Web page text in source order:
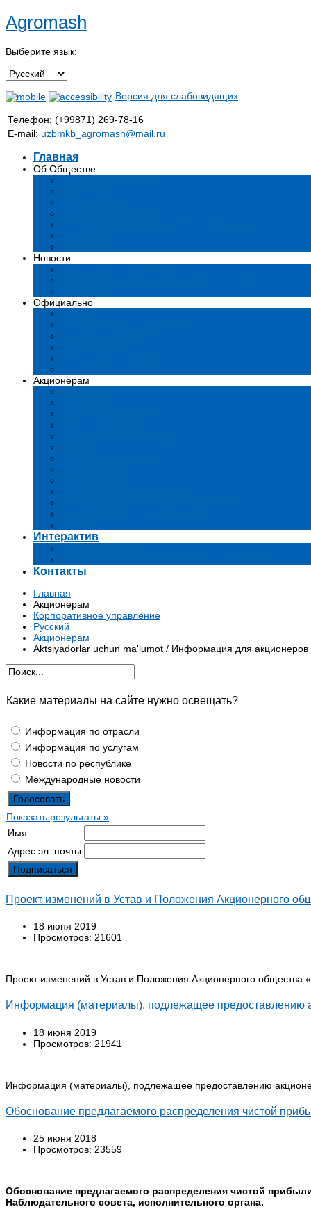
Agromash
Выберите язык:
Версия для слабовидящих
Телефон: (+99871) 269-78-16
E-mail: uzbmkb_agromash@mail.ru
Главная
Об Обществе
Новости
Официально
Акционерам
Интерактив
Контакты
Главная
Акционерам
Корпоративное управление
Русский
Акционерам
Aktsiyadorlar uchun ma'lumot / Информация для акционеров
Какие материалы на сайте нужно освещать?
Информация по отрасли
Информация по услугам
Новости по республике
Международные новости
Показать результаты »
Имя
Адрес эл. почты
Проект изменений в Устав и Положения Акционерного
18 июня 2019
Просмотров: 21601
Проект изменений в Устав и Положения Акционерного общества
Информация (материалы), подлежащее предоставлению
18 июня 2019
Просмотров: 21941
Информация (материалы), подлежащее предоставлению
Обоснование предлагаемого распределения чистой
25 июня 2018
Просмотров: 23559
Обоснование предлагаемого распределения чистой
Наблюдательного совета, исполнительного органа.